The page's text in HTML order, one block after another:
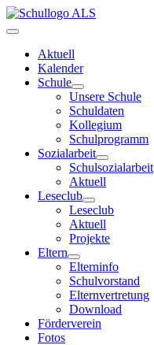
Aktuell
Kalender
Schule
Unsere Schule
Schuldaten
Kollegium
Schulprogramm
Sozialarbeit
Schulsozialarbeit
Aktuell
Leseclub
Leseclub
Aktuell
Projekte
Eltern
Elterninfo
Schulvorstand
Elternvertretung
Download
Förderverein
Fotos